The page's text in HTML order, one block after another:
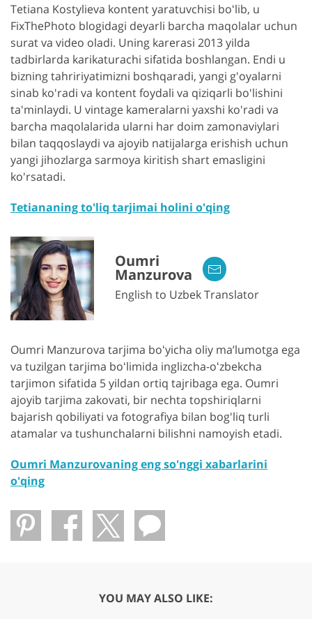
Tetiana Kostylieva kontent yaratuvchisi boʻlib, u
FixThePhoto blogidagi deyarli barcha maqolalar uchun
surat va video oladi. Uning karerasi 2013 yilda
tadbirlarda karikaturachi sifatida boshlangan. Endi u
bizning tahririyatimizni boshqaradi, yangi g'oyalarni
sinab ko'radi va kontent foydali va qiziqarli bo'lishini
ta'minlaydi. U vintage kameralarni yaxshi ko'radi va
barcha maqolalarida ularni har doim zamonaviylari
bilan taqqoslaydi va ajoyib natijalarga erishish uchun
yangi jihozlarga sarmoya kiritish shart emasligini
ko'rsatadi.
Tetiananing to'liq tarjimai holini o'qing
Oumri
Manzurova
English to Uzbek Translator
Oumri Manzurova tarjima boʻyicha oliy maʼlumotga ega
va tuzilgan tarjima boʻlimida inglizcha-oʻzbekcha
tarjimon sifatida 5 yildan ortiq tajribaga ega. Oumri
ajoyib tarjima zakovati, bir nechta topshiriqlarni
bajarish qobiliyati va fotografiya bilan bog'liq turli
atamalar va tushunchalarni bilishni namoyish etadi.
Oumri Manzurovaning eng so'nggi xabarlarini
o'qing
YOU MAY ALSO LIKE: